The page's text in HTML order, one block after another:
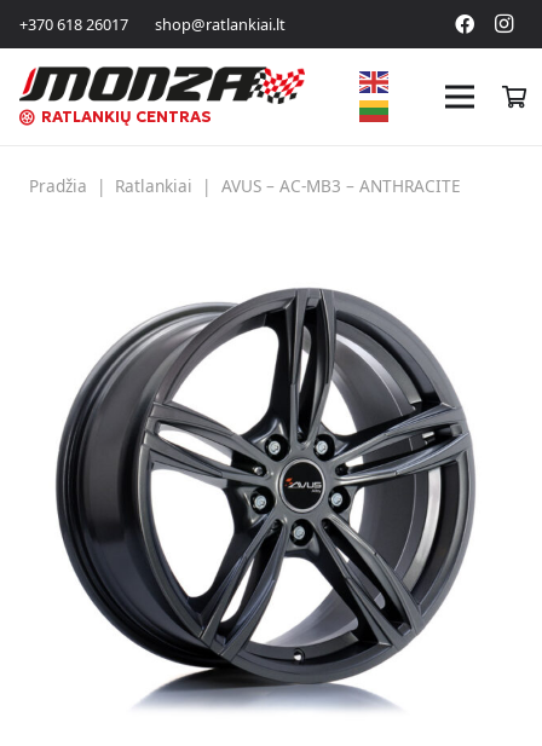
+370 618 26017 shop@ratlankiai.lt
RATLANKIŲ CENTRAS
Pradžia | Ratlankiai | AVUS – AC-MB3 – ANTHRACITE